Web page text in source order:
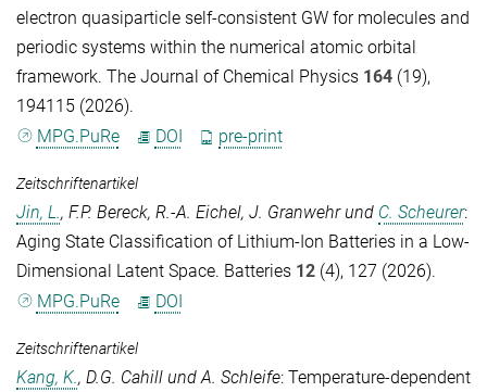
electron quasiparticle self-consistent GW for molecules and
periodic systems within the numerical atomic orbital
framework. The Journal of Chemical Physics 164 (19),
194115 (2026).
MPG.PuRe
DOI pre-print
Zeitschriftenartikel
Jin, L., F.P. Bereck, R.-A. Eichel, J. Granwehrund C. Scheurer:
Aging State Classification of Lithium-Ion Batteries in a Low-
Dimensional Latent Space. Batteries 12 (4), 127 (2026).
MPG.PuRe
DOI
Zeitschriftenartikel
Kang, K., D.G. Cahill undA. Schleife: Temperature-dependent